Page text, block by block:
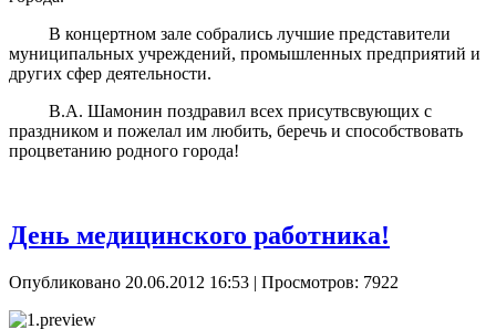
В концертном зале собрались лучшие представители
муниципальных учреждений, промышленных предприятий и
других сфер деятельности.
В.А. Шамонин поздравил всех присутвсвующих с
праздником и пожелал им любить, беречь и способствовать
процветанию родного города!
День медицинского работника!
Опубликовано 20.06.2012 16:53 | Просмотров: 7922